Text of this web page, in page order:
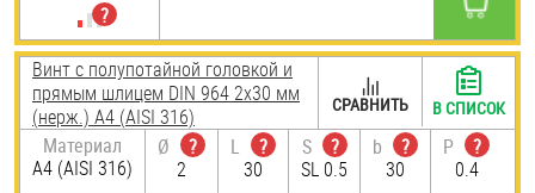
Винт с полупотайной головкой и
прямым шлицем DIN 964 2х30 мм
(нерж.) A4 (AISI 316)
Материал
A4 (AISI 316)
Ø
?
2
L
?
30
S
?
SL 0.5
b
?
30
P
?
0.4
СРАВНИТЬ В СПИСОК